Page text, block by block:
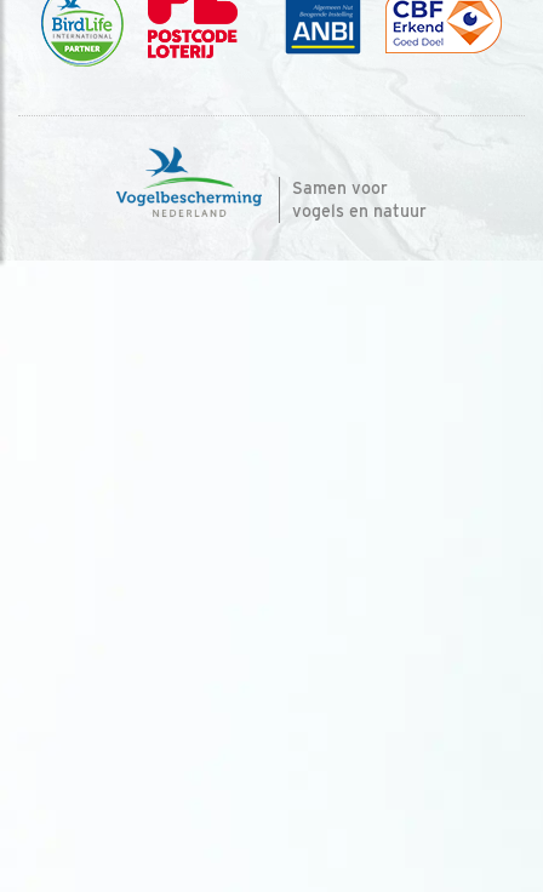
Samen voor
vogels en natuur